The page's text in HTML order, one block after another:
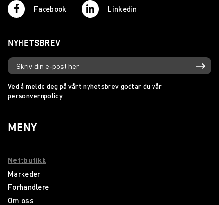
Facebook Linkedin
NYHETSBREV
Ved å melde deg på vårt nyhetsbrev godtar du vår
personvernpolicy
MENY
Nettbutikk
Markeder
Forhandlere
Om oss